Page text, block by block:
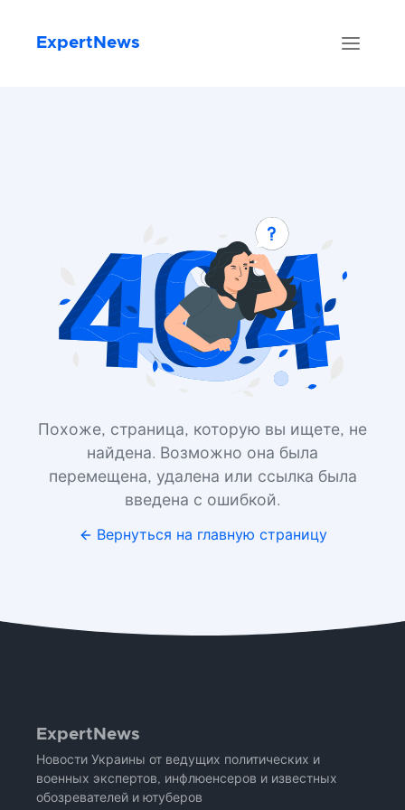
ExpertNews
Похоже, страница, которую вы ищете, не
найдена. Возможно она была
перемещена, удалена или ссылка была
введена с ошибкой.
Вернуться на главную страницу
ExpertNews
Новости Украины от ведущих политических и
военных экспертов, инфлюенсеров и известных
обозревателей и ютуберов